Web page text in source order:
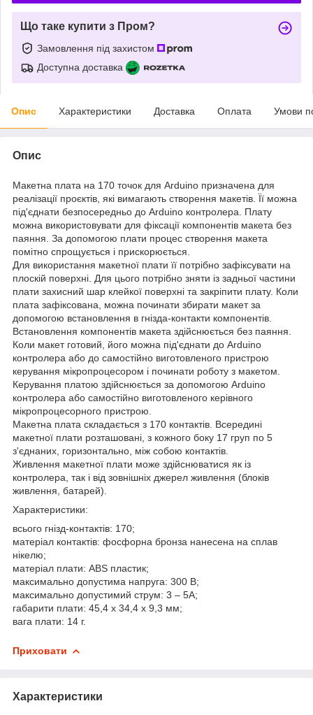
Що таке купити з Пром?
Замовлення під захистом
Доступна доставка
Опис Характеристики Доставка Оплата Умови
Опис
Макетна плата на 170 точок для Arduino призначена для
реалізації проєктів, які вимагають створення макетів. Її можна
під'єднати безпосередньо до Arduino контролера. Плату
можна використовувати для фіксації компонентів макета без
паяння. За допомогою плати процес створення макета
помітно спрощується і прискорюється.
Для використання макетної плати її потрібно зафіксувати на
плоскій поверхні. Для цього потрібно зняти із задньої частини
плати захисний шар клейкої поверхні та закріпити плату. Коли
плата зафіксована, можна починати збирати макет за
допомогою встановлення в гнізда-контакти компонентів.
Встановлення компонентів макета здійснюється без паяння.
Коли макет готовий, його можна під'єднати до Arduino
контролера або до самостійно виготовленого пристрою
керування мікропроцесором і починати роботу з макетом.
Керування платою здійснюється за допомогою Arduino
контролера або самостійно виготовленого керівного
мікропроцесорного пристрою.
Макетна плата складається з 170 контактів. Всередині
макетної плати розташовані, з кожного боку 17 груп по 5
з'єднаних, горизонтально, між собою контактів.
Живлення макетної плати може здійснюватися як із
контролера, так і від зовнішніх джерел живлення (блоків
живлення, батарей).
Характеристики:
всього гнізд-контактів: 170;
матеріал контактів: фосфорна бронза нанесена на сплав
нікелю;
матеріал плати: ABS пластик;
максимально допустима напруга: 300 В;
максимально допустимий струм: 3 – 5А;
габарити плати: 45,4 х 34,4 х 9,3 мм;
вага плати: 14 г.
Приховати
Характеристики